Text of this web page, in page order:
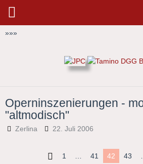
»»»
Operninszenierungen -
"altmodisch"
Zerlina 22. Juli 2006
1 … 41 42 43